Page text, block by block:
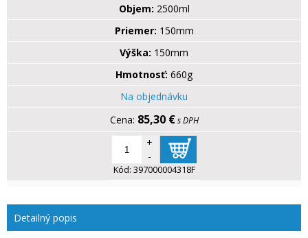
Objem: 2500ml
Priemer: 150mm
Výška: 150mm
Hmotnosť: 660g
Na objednávku
85,30 € s DPH
+
-
Kód: 397000004318F
Detailný popis